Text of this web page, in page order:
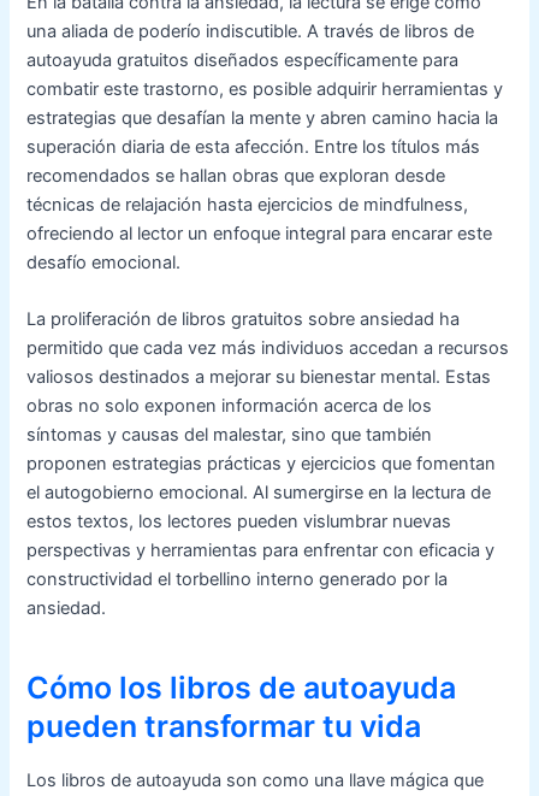
una aliada de poderío indiscutible. A través de libros de
autoayuda gratuitos diseñados específicamente para
combatir este trastorno, es posible adquirir herramientas y
estrategias que desafían la mente y abren camino hacia la
superación diaria de esta afección. Entre los títulos más
recomendados se hallan obras que exploran desde
técnicas de relajación hasta ejercicios de mindfulness,
ofreciendo al lector un enfoque integral para encarar este
desafío emocional.
La proliferación de libros gratuitos sobre ansiedad ha
permitido que cada vez más individuos accedan a recursos
valiosos destinados a mejorar su bienestar mental. Estas
obras no solo exponen información acerca de los
síntomas y causas del malestar, sino que también
proponen estrategias prácticas y ejercicios que fomentan
el autogobierno emocional. Al sumergirse en la lectura de
estos textos, los lectores pueden vislumbrar nuevas
perspectivas y herramientas para enfrentar con eficacia y
constructividad el torbellino interno generado por la
ansiedad.
Cómo los libros de autoayuda
pueden transformar tu vida
Los libros de autoayuda son como una llave mágica que